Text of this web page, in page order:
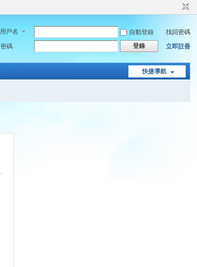
用戶名 自動登錄
找回密碼
密碼
登錄 立即註冊
快捷導航